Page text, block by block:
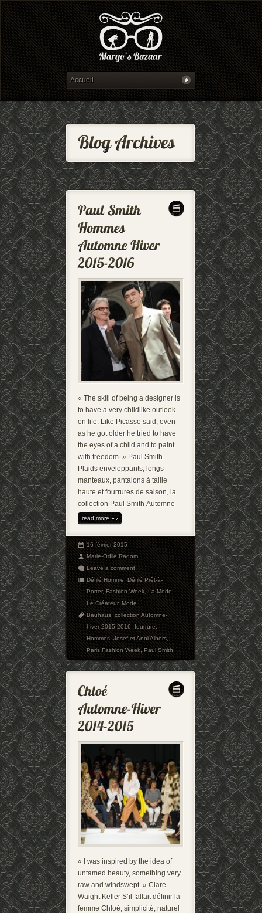
« The skill of being a designer is
to have a very childlike outlook
on life. Like Picasso said, even
as he got older he tried to have
the eyes of a child and to paint
with freedom. » Paul Smith
Plaids enveloppants, longs
manteaux, pantalons à taille
haute et fourrures de saison, la
collection Paul Smith Automne
read more
16 février 2015
Marie-Odile Radom
Leave a comment
Défilé Homme,Défilé Prêt-à-
Porter,Fashion Week,La Mode,
Le Créateur,Mode
Bauhaus,collection Automne-
hiver 2015-2016,fourrure,
Hommes,Josef et Anni Albers,
Paris Fashion Week,Paul Smith
« I was inspired by the idea of
untamed beauty, something very
raw and windswept. » Clare
Waight Keller S’il fallait définir la
femme Chloé, simplicité, naturel